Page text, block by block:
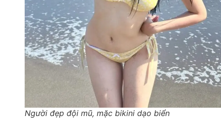
Người đẹp đội mũ, mặc bikini dạo biển